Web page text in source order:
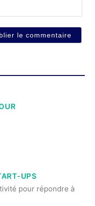
UPS
pour répondre à